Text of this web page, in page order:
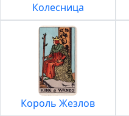
Колесница
Король Жезлов